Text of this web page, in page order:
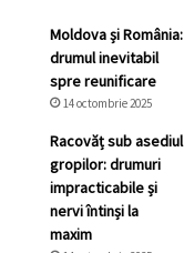
Moldova și România:
drumul inevitabil
spre reunificare
14 octombrie 2025
Racovăț sub asediul
gropilor: drumuri
impracticabile și
nervi întinși la
maxim